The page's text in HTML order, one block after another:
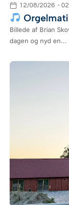
12/08/2026 -
Billede af Brian
dagen og nyd en...